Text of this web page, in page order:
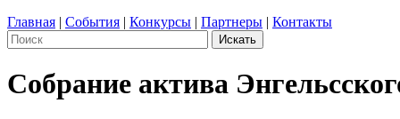
Главная | События | Конкурсы | Партнеры | Контакты
Собрание актива